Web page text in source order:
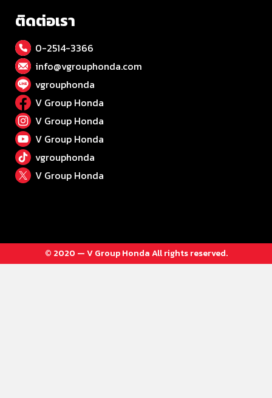
ติดต่อเรา
0-2514-3366
info@vgrouphonda.com
vgrouphonda
V Group Honda
V Group Honda
V Group Honda
vgrouphonda
V Group Honda
© 2020 — V Group Honda All rights reserved.